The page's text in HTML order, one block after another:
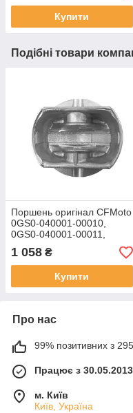
Купити
Подібні товари
Поршень оригінал CFMoto
0GS0-040001-00010,
0GS0-040001-00011,
0GS0-040001-00012
90.5мм
1 058 ₴
Купити
Про нас
99% позитивних з 295
Працює з 30.05.2013
м. Київ
Київ, Україна